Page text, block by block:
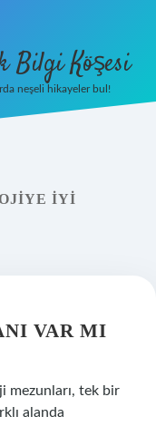
Bilgi Köşesi
neşeli hikayeler bul!
IYI
VAR MI
mezunları, tek bir
alanda